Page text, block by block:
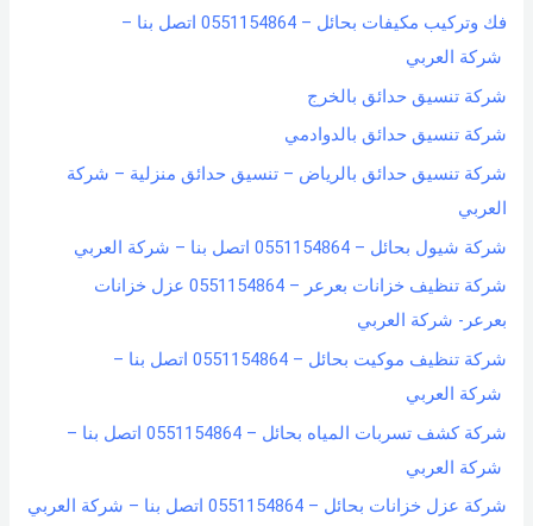
فك وتركيب مكيفات بحائل – 0551154864 اتصل بنا –
شركة العربي
شركة تنسيق حدائق بالخرج
شركة تنسيق حدائق بالدوادمي
شركة تنسيق حدائق بالرياض – تنسيق حدائق منزلية – شركة
العربي
شركة شيول بحائل – 0551154864 اتصل بنا – شركة العربي
شركة تنظيف خزانات بعرعر – 0551154864 عزل خزانات
بعرعر- شركة العربي
شركة تنظيف موكيت بحائل – 0551154864 اتصل بنا –
شركة العربي
شركة كشف تسربات المياه بحائل – 0551154864 اتصل بنا –
شركة العربي
شركة عزل خزانات بحائل – 0551154864 اتصل بنا – شركة العربي